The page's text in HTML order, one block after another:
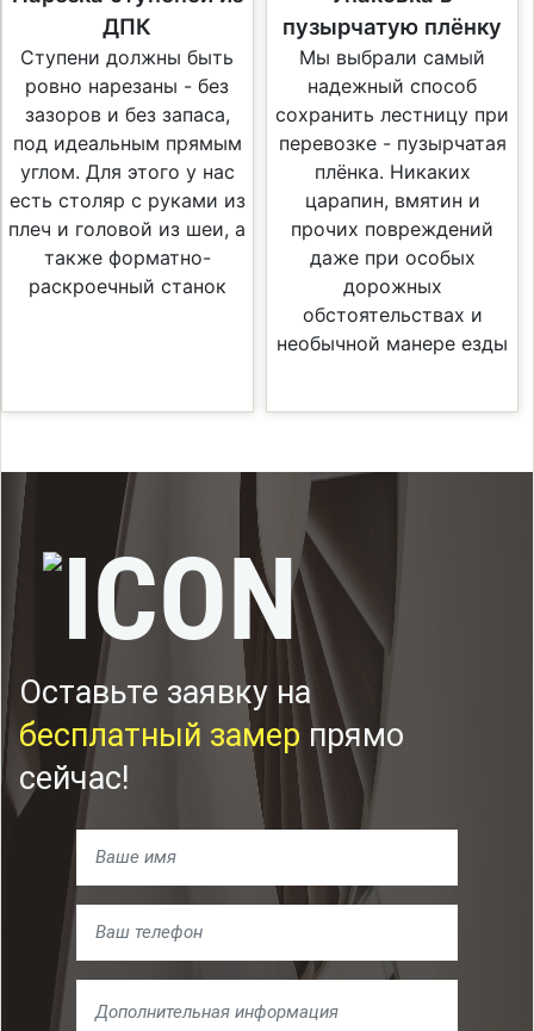
ДПК
Ступени должны быть
ровно нарезаны - без
зазоров и без запаса,
под идеальным прямым
углом. Для этого у нас
есть столяр с руками из
плеч и головой из шеи, а
также форматно-
раскроечный станок
пузырчатую плёнку
Мы выбрали самый
надежный способ
сохранить лестницу при
перевозке - пузырчатая
плёнка. Никаких
царапин, вмятин и
прочих повреждений
даже при особых
дорожных
обстоятельствах и
необычной манере езды
Оставьте заявку на
бесплатный замер прямо
сейчас!